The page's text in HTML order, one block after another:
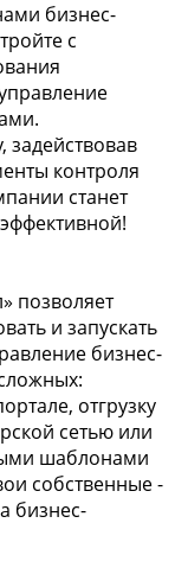
бизнес-
с
задействовав
контроля
станет
позволяет
и запускать
бизнес-
отгрузку
сетью или
шаблонами
собственные -
бизнес-